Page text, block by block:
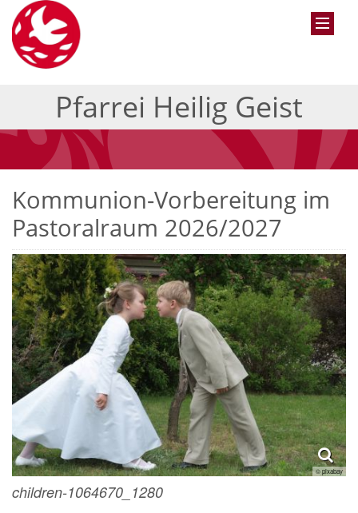
Pfarrei Heilig Geist
Kommunion-Vorbereitung im
Pastoralraum 2026/2027
© pixabay
children-1064670_1280